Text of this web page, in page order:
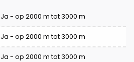
Ja - op 2000 m tot 3000 m
Ja - op 2000 m tot 3000 m
Ja - op 2000 m tot 3000 m